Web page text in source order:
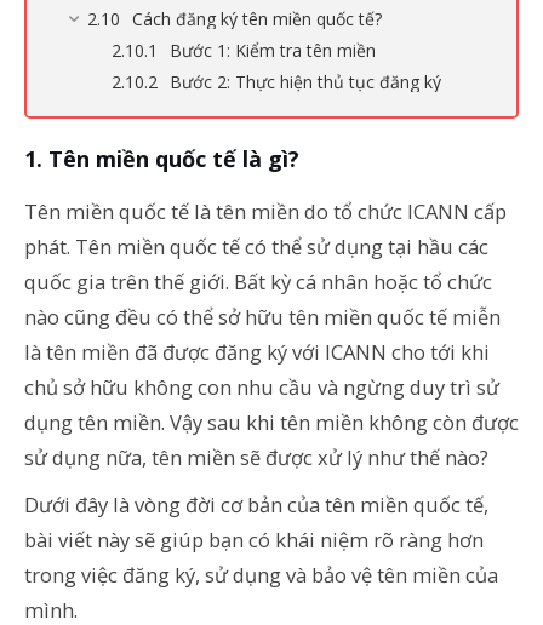
Cách đăng ký tên miền quốc tế?
Bước 1: Kiểm tra tên miền
Bước 2: Thực hiện thủ tục đăng ký
Tên miền quốc tế là gì?
Tên miền quốc tế là tên miền do tổ chức ICANN cấp
phát. Tên miền quốc tế có thể sử dụng tại hầu các
quốc gia trên thế giới. Bất kỳ cá nhân hoặc tổ chức
nào cũng đều có thể sở hữu tên miền quốc tế miễn
là tên miền đã được đăng ký với ICANN cho tới khi
chủ sở hữu không con nhu cầu và ngừng duy trì sử
dụng tên miền. Vậy sau khi tên miền không còn được
sử dụng nữa, tên miền sẽ được xử lý như thế nào?
Dưới đây là vòng đời cơ bản của tên miền quốc tế,
bài viết này sẽ giúp bạn có khái niệm rõ ràng hơn
trong việc đăng ký, sử dụng và bảo vệ tên miền của
mình.